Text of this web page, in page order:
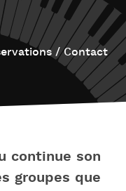
/ Contact
continue son
groupes que